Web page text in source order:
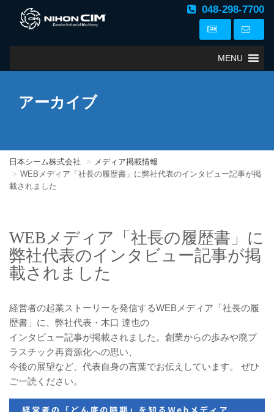
048-298-7700
MENU
アーカイブ
日本シーム株式会社
メディア掲載情報
WEBメディア「社長の履歴書」に弊社代表のインタビュー記事が掲
載されました
WEBメディア「社長の履歴書」に
弊社代表のインタビュー記事が掲
載されました
経営者の起業ストーリーを発信するWEBメディア「社長の履
歴書」に、弊社代表・木口 達也の
インタビュー記事が掲載されました。創業からの歩みや廃プ
ラスチック再資源化への思い、
今後の展望など、代表自身の言葉でお伝えしています。 ぜひ
ご一読ください。